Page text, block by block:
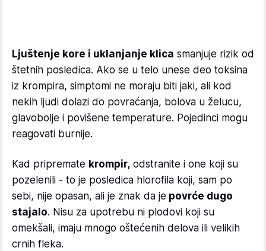
Ljuštenje kore i uklanjanje klica smanjuje rizik od
štetnih posledica. Ako se u telo unese deo toksina
iz krompira, simptomi ne moraju biti jaki, ali kod
nekih ljudi dolazi do povraćanja, bolova u želucu,
glavobolje i povišene temperature. Pojedinci mogu
reagovati burnije.
Kad pripremate krompir, odstranite i one koji su
pozelenili - to je posledica hlorofila koji, sam po
sebi, nije opasan, ali je znak da je povrće dugo
stajalo. Nisu za upotrebu ni plodovi koji su
omekšali, imaju mnogo oštećenih delova ili velikih
crnih fleka.